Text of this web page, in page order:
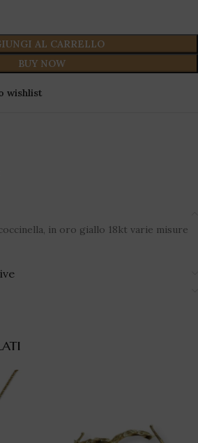
AL CARRELLO
BUY NOW
wishlist
in oro giallo 18kt varie misure